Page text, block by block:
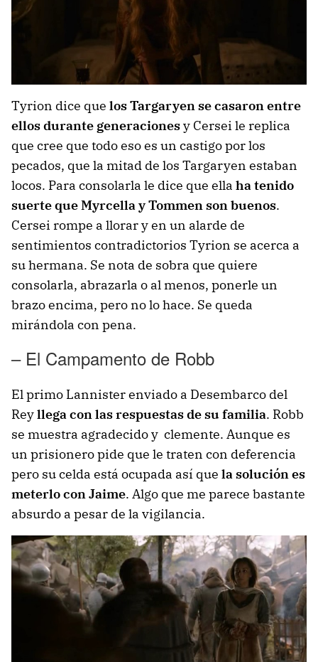
Tyrion dice que los Targaryen se casaron entre
ellos durante generacionesy Cersei le replica
que cree que todo eso es un castigo por los
pecados, que la mitad de los Targaryen estaban
locos. Para consolarla le dice que ella ha tenido
suerte que Myrcella y Tommen son buenos.
Cersei rompe a llorar y en un alarde de
sentimientos contradictorios Tyrion se acerca a
su hermana. Se nota de sobra que quiere
consolarla, abrazarla o al menos, ponerle un
brazo encima, pero no lo hace. Se queda
mirándola con pena.
– El Campamento de Robb
El primo Lannister enviado a Desembarco del
Reyllega con las respuestas de su familia. Robb
se muestra agradecido y clemente. Aunque es
un prisionero pide que le traten con deferencia
pero su celda está ocupada así que la solución es
meterlo con Jaime. Algo que me parece bastante
absurdo a pesar de la vigilancia.